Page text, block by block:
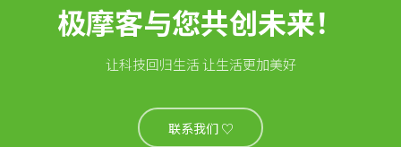
极摩客与您共创未来！
让科技回归生活 让生活更加美好
联系我们 ♡